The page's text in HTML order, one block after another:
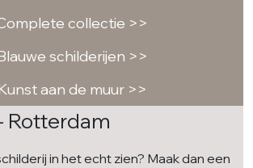
collectie >>
schilderijen >>
aan de muur >>
Rotterdam
in het echt zien? Maak dan een